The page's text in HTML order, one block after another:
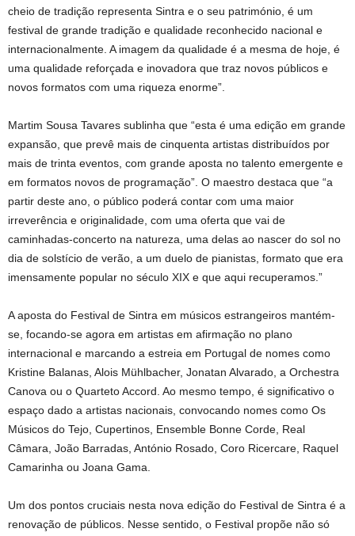
cheio de tradição representa Sintra e o seu património, é um
festival de grande tradição e qualidade reconhecido nacional e
internacionalmente. A imagem da qualidade é a mesma de hoje, é
uma qualidade reforçada e inovadora que traz novos públicos e
novos formatos com uma riqueza enorme”.
Martim Sousa Tavares sublinha que “esta é uma edição em grande
expansão, que prevê mais de cinquenta artistas distribuídos por
mais de trinta eventos, com grande aposta no talento emergente e
em formatos novos de programação”. O maestro destaca que “a
partir deste ano, o público poderá contar com uma maior
irreverência e originalidade, com uma oferta que vai de
caminhadas-concerto na natureza, uma delas ao nascer do sol no
dia de solstício de verão, a um duelo de pianistas, formato que era
imensamente popular no século XIX e que aqui recuperamos.”
A aposta do Festival de Sintra em músicos estrangeiros mantém-
se, focando-se agora em artistas em afirmação no plano
internacional e marcando a estreia em Portugal de nomes como
Kristine Balanas, Alois Mühlbacher, Jonatan Alvarado, a Orchestra
Canova ou o Quarteto Accord. Ao mesmo tempo, é significativo o
espaço dado a artistas nacionais, convocando nomes como Os
Músicos do Tejo, Cupertinos, Ensemble Bonne Corde, Real
Câmara, João Barradas, António Rosado, Coro Ricercare, Raquel
Camarinha ou Joana Gama.
Um dos pontos cruciais nesta nova edição do Festival de Sintra é a
renovação de públicos. Nesse sentido, o Festival propõe não só